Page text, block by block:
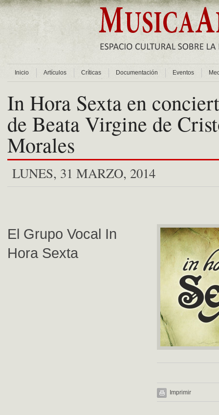
Inicio Artículos Críticas Documentación Eventos
In Hora Sexta en
de Beata Virgine de
Morales
LUNES, 31 MARZO, 2014
Imprimir
El Grupo Vocal In
Hora Sexta